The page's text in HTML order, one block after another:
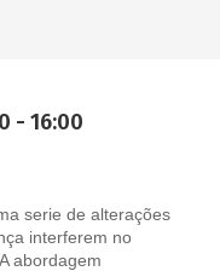
- 16:00
serie de alterações
interferem no
abordagem